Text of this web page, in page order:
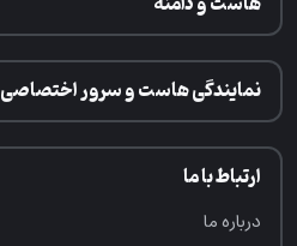
نمایندگی هاست و سرور اختصاصی
ارتباط با ما
درباره ما